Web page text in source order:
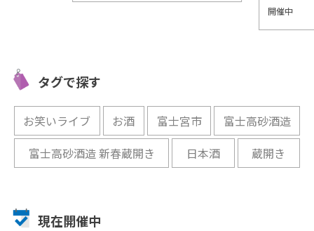
開催中
タグで探す
お笑いライブ お酒 富士宮市
富士高砂酒造
富士高砂酒造 新春蔵開き
日本酒 蔵開き
現在開催中